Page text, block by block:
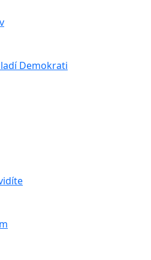
Demokrati